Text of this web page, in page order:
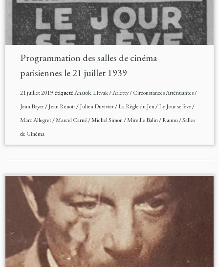
Programmation des salles de cinéma
parisiennes le 21 juillet 1939
21 juillet 2019étiquetéAnatole Litvak/Arletty/Circonstances Atténuantes/
Jean Boyer/Jean Renoir/Julien Duvivier/La Règle du Jeu/Le Jour se lève/
Marc Allegret/Marcel Carné/Michel Simon/Mireille Balin/Raimu/Salles
de Cinéma